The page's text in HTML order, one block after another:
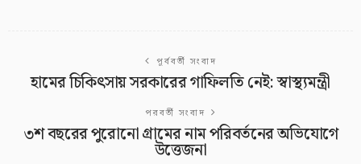
পূর্ববর্তী সংবাদ
হামের চিকিৎসায় সরকারের গাফিলতি নেই: স্বাস্থ্যমন্ত্রী
পরবর্তী সংবাদ
৩শ বছরের পুরোনো গ্রামের নাম পরিবর্তনের অভিযোগে
উত্তেজনা